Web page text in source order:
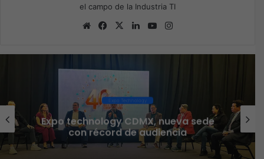
el campo de la Industria TI
Sitio
Facebook
X LinkedInYouTube
Ciberseguridad
Veeam nombra a Fernando Zambrana
Country Manager para México